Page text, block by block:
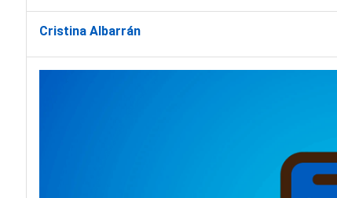
Cristina Albarrán